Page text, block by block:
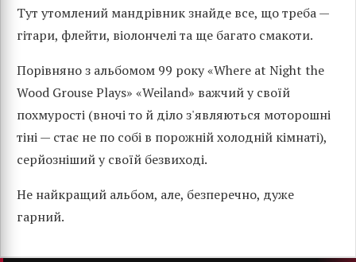
Тут утомлений мандрівник знайде все, що треба —
гітари, флейти, віолончелі та ще багато смакоти.
Порівняно з альбомом 99 року «Where at Night the
Wood Grouse Plays» «Weiland» важчий у своїй
похмурості (вночі то й діло з'являються моторошні
тіні — стає не по собі в порожній холодній кімнаті),
серйозніший у своїй безвиході.
Не найкращий альбом, але, безперечно, дуже
гарний.